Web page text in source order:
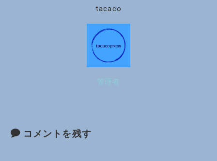
tacaco
管理者
コメントを残す